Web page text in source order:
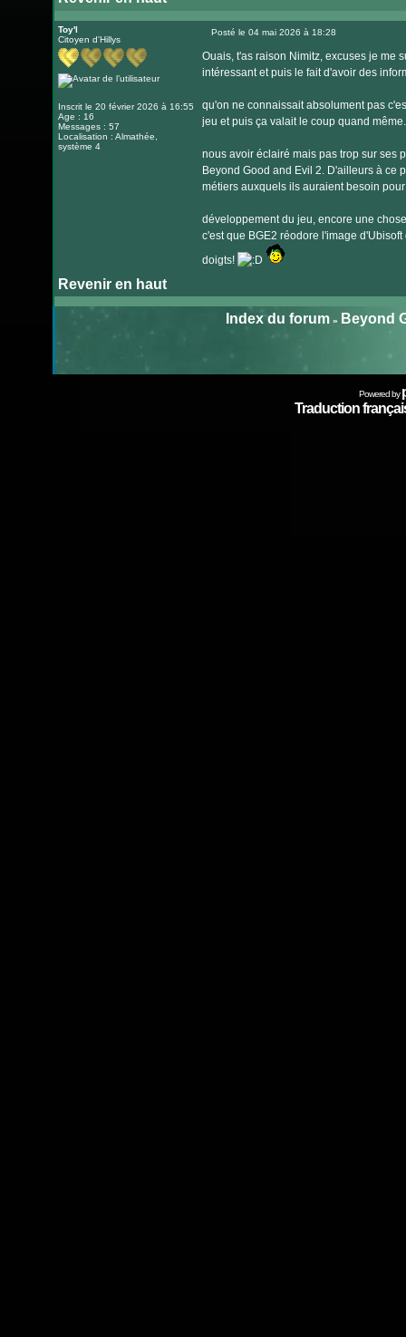
le
internet
Toy'l
Citoyen d'Hillys
Inscrit le 20 février 2026 à 16:55
Age : 16
Messages : 57
Localisation : Almathée,
système 4
Posté le 04 mai 2026 à 18:28
Ouais, t'as raison Nimitz, excuses je me
intéressant et puis le fait d'avoir des
qu'on ne connaissait absolument pas
jeu et puis ça valait le coup quand
nous avoir éclairé mais pas trop sur ses
Beyond Good and Evil 2. D'ailleurs à ce
métiers auxquels ils auraient besoin
développement du jeu, encore une
c'est que BGE2 réodore l'image
doigts!
Revenir en haut
Index du forum» Beyond
Powered by
Traduction